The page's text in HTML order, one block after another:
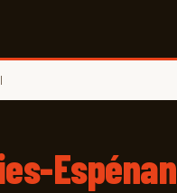
Espénan